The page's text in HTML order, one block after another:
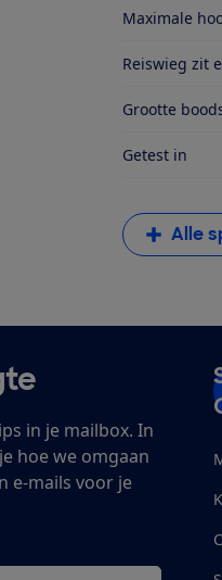
Maximale
Reiswieg zit
Grootte
Getest in
Alle
in je mailbox. In
hoe we omgaan
e-mails voor je